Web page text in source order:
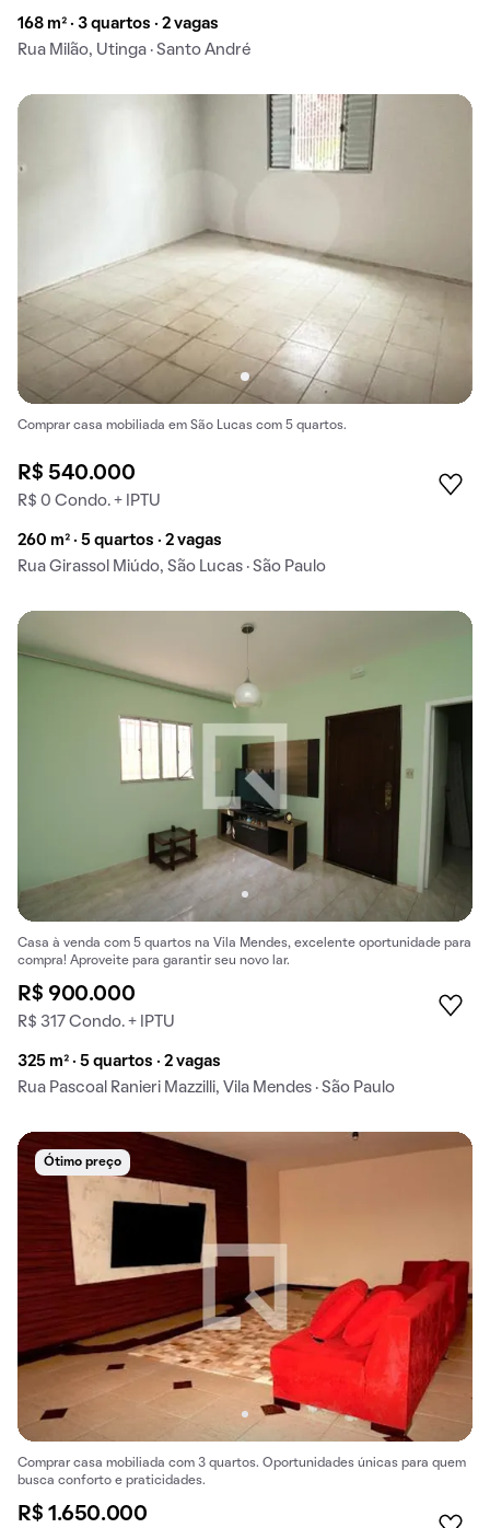
168 m² · 3 quartos · 2 vagas
Rua Milão, Utinga · Santo André
Comprar casa mobiliada em São Lucas com 5 quartos.
R$ 540.000
R$ 0 Condo. + IPTU
260 m² · 5 quartos · 2 vagas
Rua Girassol Miúdo, São Lucas · São Paulo
Casa à venda com 5 quartos na Vila Mendes, excelente oportunidade para
compra! Aproveite para garantir seu novo lar.
R$ 900.000
R$ 317 Condo. + IPTU
325 m² · 5 quartos · 2 vagas
Rua Pascoal Ranieri Mazzilli, Vila Mendes · São Paulo
Ótimo preço
Comprar casa mobiliada com 3 quartos. Oportunidades únicas para quem
busca conforto e praticidades.
R$ 1.650.000